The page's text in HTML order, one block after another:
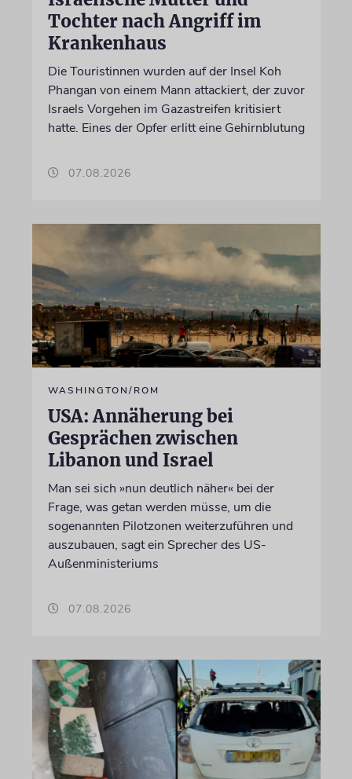
Tochter nach Angriff im
Krankenhaus
Die Touristinnen wurden auf der Insel Koh
Phangan von einem Mann attackiert, der zuvor
Israels Vorgehen im Gazastreifen kritisiert
hatte. Eines der Opfer erlitt eine Gehirnblutung
07.08.2026
WASHINGTON/ROM
USA: Annäherung bei
Gesprächen zwischen
Libanon und Israel
Man sei sich »nun deutlich näher« bei der
Frage, was getan werden müsse, um die
sogenannten Pilotzonen weiterzuführen und
auszubauen, sagt ein Sprecher des US-
Außenministeriums
07.08.2026